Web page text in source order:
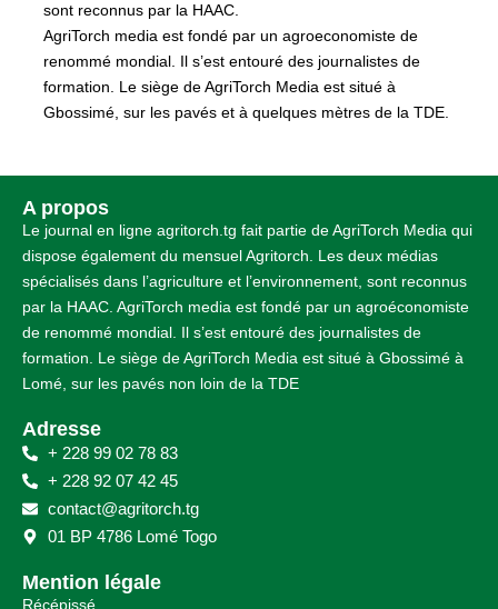
sont reconnus par la HAAC.
AgriTorch media est fondé par un agroeconomiste de
renommé mondial. Il s’est entouré des journalistes de
formation. Le siège de AgriTorch Media est situé à
Gbossimé, sur les pavés et à quelques mètres de la TDE.
A propos
Le journal en ligne agritorch.tg fait partie de AgriTorch Media qui
dispose également du mensuel Agritorch. Les deux médias
spécialisés dans l’agriculture et l’environnement, sont reconnus
par la HAAC. AgriTorch media est fondé par un agroéconomiste
de renommé mondial. Il s’est entouré des journalistes de
formation. Le siège de AgriTorch Media est situé à Gbossimé à
Lomé, sur les pavés non loin de la TDE
Adresse
+ 228 99 02 78 83
+ 228 92 07 42 45
contact@agritorch.tg
01 BP 4786 Lomé Togo
Mention légale
Récépissé